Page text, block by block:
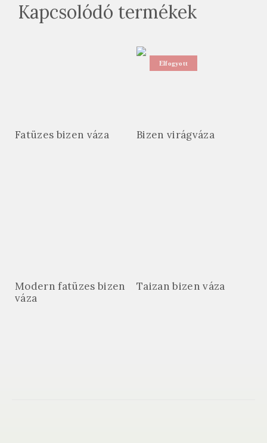
Kapcsolódó termékek
Fatüzes bizen váza
Elfogyott
Bizen virágváza
Modern fatüzes bizen
váza
Taizan bizen váza